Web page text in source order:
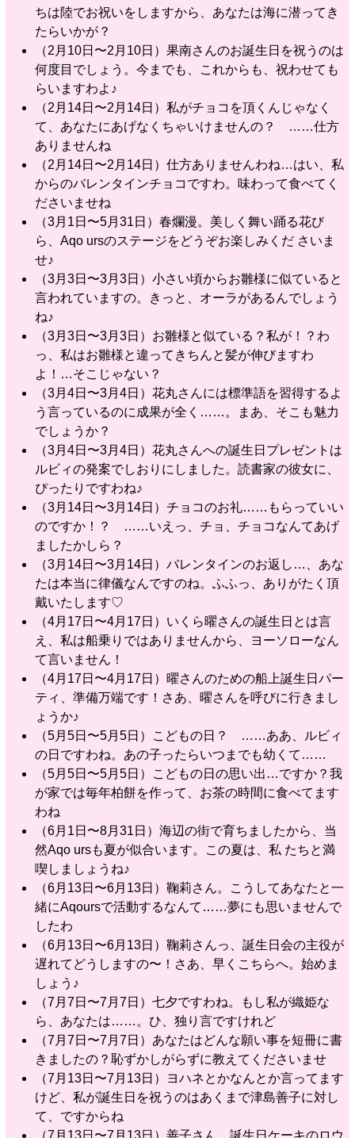
ちは陸でお祝いをしますから、あなたは海に潜ってき
たらいかが？
（2月10日〜2月10日）果南さんのお誕生日を祝うのは
何度目でしょう。今までも、これからも、祝わせても
らいますわよ♪
（2月14日〜2月14日）私がチョコを頂くんじゃなく
て、あなたにあげなくちゃいけませんの？ ……仕方
ありませんね
（2月14日〜2月14日）仕方ありませんわね…はい、私
からのバレンタインチョコですわ。味わって食べてく
ださいませね
（3月1日〜5月31日）春爛漫。美しく舞い踊る花び
ら、Aqo ursのステージをどうぞお楽しみくだ さいま
せ♪
（3月3日〜3月3日）小さい頃からお雛様に似ていると
言われていますの。きっと、オーラがあるんでしょう
ね♪
（3月3日〜3月3日）お雛様と似ている？私が！？わ
っ、私はお雛様と違ってきちんと髪が伸びますわ
よ！…そこじゃない？
（3月4日〜3月4日）花丸さんには標準語を習得するよ
う言っているのに成果が全く……。まあ、そこも魅力
でしょうか？
（3月4日〜3月4日）花丸さんへの誕生日プレゼントは
ルビィの発案でしおりにしました。読書家の彼女に、
ぴったりですわね♪
（3月14日〜3月14日）チョコのお礼……もらっていい
のですか！？ ……いえっ、チョ、チョコなんてあげ
ましたかしら？
（3月14日〜3月14日）バレンタインのお返し…、あな
たは本当に律儀なんですのね。ふふっ、ありがたく頂
戴いたします♡
（4月17日〜4月17日）いくら曜さんの誕生日とは言
え、私は船乗りではありませんから、ヨーソローなん
て言いません！
（4月17日〜4月17日）曜さんのための船上誕生日パー
ティ、準備万端です！さあ、曜さんを呼びに行きまし
ょうか♪
（5月5日〜5月5日）こどもの日？ ……ああ、ルビィ
の日ですわね。あの子ったらいつまでも幼くて……
（5月5日〜5月5日）こどもの日の思い出…ですか？我
が家では毎年柏餅を作って、お茶の時間に食べてます
わね
（6月1日〜8月31日）海辺の街で育ちましたから、当
然Aqo ursも夏が似合います。この夏は、私 たちと満
喫しましょうね♪
（6月13日〜6月13日）鞠莉さん。こうしてあなたと一
緒にAqoursで活動するなんて……夢にも思いませんで
したわ
（6月13日〜6月13日）鞠莉さんっ、誕生日会の主役が
遅れてどうしますの〜！さあ、早くこちらへ。始めま
しょう♪
（7月7日〜7月7日）七夕ですわね。もし私が織姫な
ら、あなたは……。ひ、独り言ですけれど
（7月7日〜7月7日）あなたはどんな願い事を短冊に書
きましたの？恥ずかしがらずに教えてくださいませ
（7月13日〜7月13日）ヨハネとかなんとか言ってます
けど、私が誕生日を祝うのはあくまで津島善子に対し
て、ですからね
（7月13日〜7月13日）善子さん、誕生日ケーキのロウ